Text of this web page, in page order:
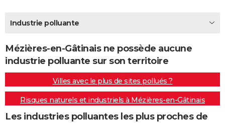
BONS PLANS
CARTE DE VOEUX
Carte de Noël
Carte Bonne année
Carte Saint-Valentin
Carte Pâques
Carte d'anniversaire
DICTIONNAIRE
Dictionnaire
Biographies
Citations
Expressions
Proverbes
PROGRAMME TV
Industrie polluante
Mézières-en-Gâtinais ne possède aucune
industrie polluante sur son territoire
Villes avec le plus de sites pollués ?
Risques naturels et industriels à Mézières-en-Gâtinais
Les industries polluantes les plus proches de